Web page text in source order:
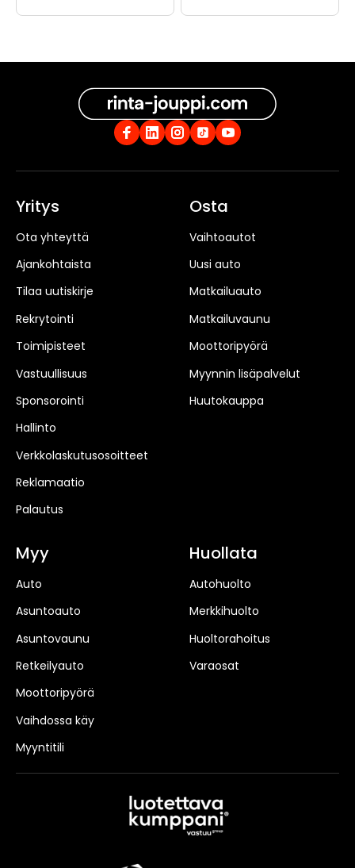
Yritys
Ota yhteyttä
Ajankohtaista
Tilaa uutiskirje
Rekrytointi
Toimipisteet
Vastuullisuus
Sponsorointi
Hallinto
Verkkolaskutusosoitteet
Reklamaatio
Palautus
Osta
Vaihtoautot
Uusi auto
Matkailuauto
Matkailuvaunu
Moottoripyörä
Myynnin lisäpalvelut
Huutokauppa
Myy
Auto
Asuntoauto
Asuntovaunu
Retkeilyauto
Moottoripyörä
Vaihdossa käy
Myyntitili
Huollata
Autohuolto
Merkkihuolto
Huoltorahoitus
Varaosat